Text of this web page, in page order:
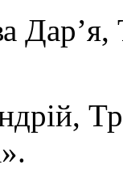
Дар’я,